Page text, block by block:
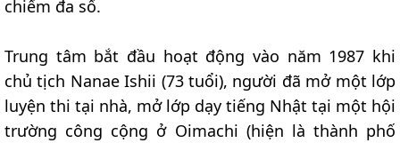
chiếm đa số.
Trung tâm bắt đầu hoạt động vào năm 1987 khi
chủ tịch Nanae Ishii (73 tuổi), người đã mở một lớp
luyện thi tại nhà, mở lớp dạy tiếng Nhật tại một hội
trường công cộng ở Oimachi (hiện là thành phố